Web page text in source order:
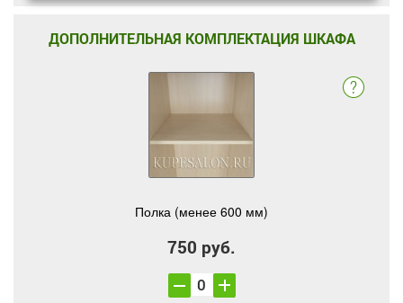
ДОПОЛНИТЕЛЬНАЯ КОМПЛЕКТАЦИЯ ШКАФА
Полка (менее 600 мм)
750 руб.